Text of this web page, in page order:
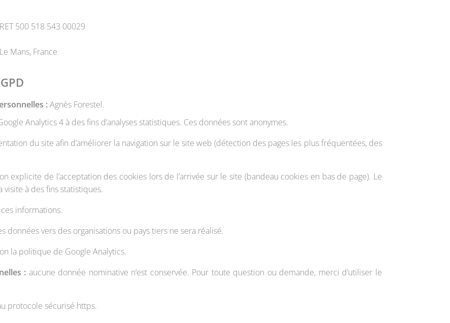
500 518 543 00029
Mans, France
:Agnès Forestel.
Analytics 4 à des fins d’analyses statistiques. Ces données sont anonymes.
du site afin d’améliorer la navigation sur le site web (détection des pages les plus fréquentées, des
explicite de l’acceptation des cookies lors de l’arrivée sur le site (bandeau cookies en bas de page). Le
à des fins statistiques.
informations.
données vers des organisations ou pays tiers ne sera réalisé.
la politique de Google Analytics.
: aucune donnée nominative n’est conservée. Pour toute question ou demande, merci d’utiliser le
protocole sécurisé https.